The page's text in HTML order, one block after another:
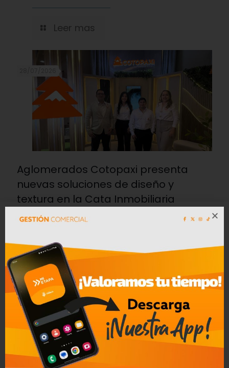
Leer mas
Aglomerados Cotopaxi presenta
nuevas soluciones de diseño y
textura en la Cata Inmobiliaria
28/07/2026